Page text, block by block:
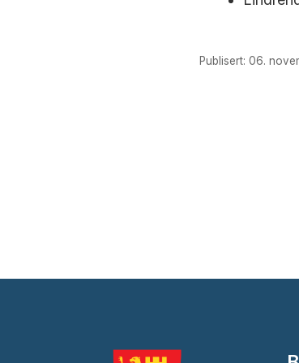
Parkering:
Publisert: 06.